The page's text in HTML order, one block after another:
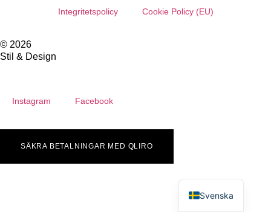
Integritetspolicy Cookie Policy (EU)
© 2026
Stil & Design
Instagram Facebook
SÄKRA BETALNINGAR MED QLIRO
Svenska